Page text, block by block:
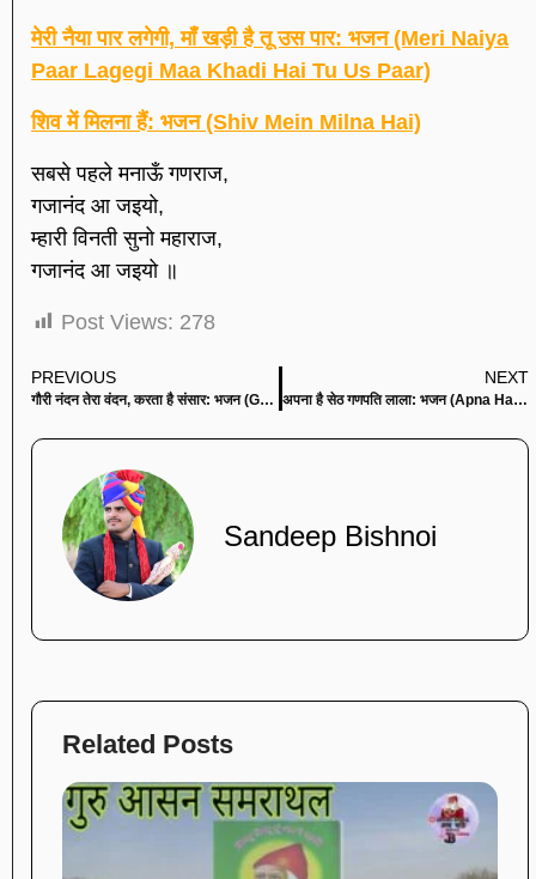
मेरी नैया पार लगेगी, माँ खड़ी है तू उस पार: भजन (Meri Naiya
Paar Lagegi Maa Khadi Hai Tu Us Paar)
शिव में मिलना हैं: भजन (Shiv Mein Milna Hai)
सबसे पहले मनाऊँ गणराज,
गजानंद आ जइयो,
म्हारी विनती सुनो महाराज,
गजानंद आ जइयो ॥
Post Views: 278
PREVIOUS
गौरी नंदन तेरा वंदन, करता है संसार: भजन (Gauri Nandan Tera Vandan Karta Hai Sansar)
NEXT
अपना है सेठ गणपति लाला: भजन (Apna Hai Seth Ganpati Lala )
Sandeep Bishnoi
Related Posts